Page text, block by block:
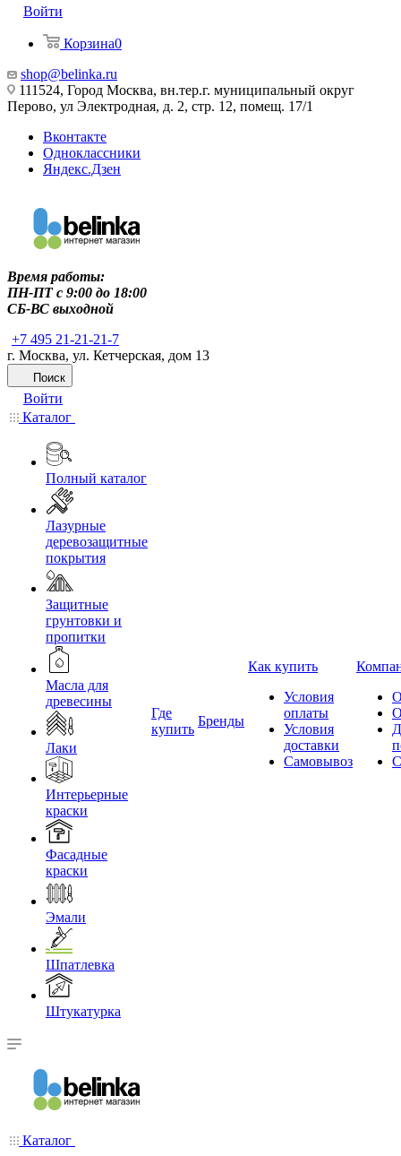
Войти
Корзина0
shop@belinka.ru
111524, Город Москва, вн.тер.г. муниципальный округ
Перово, ул Электродная, д. 2, стр. 12, помещ. 17/1
Вконтакте
Одноклассники
Яндекс.Дзен
Время работы:
ПН-ПТ c 9:00 до 18:00
СБ-ВС выходной
+7 495 21-21-21-7
г. Москва, ул. Кетчерская, дом 13
Поиск
Войти
Каталог
Полный каталог
Лазурные
деревозащитные
покрытия
Защитные
грунтовки и
пропитки
Масла для
древесины
Лаки
Интерьерные
краски
Фасадные
краски
Эмали
Шпатлевка
Штукатурка
Где
купить
Бренды
Как купить
Условия
оплаты
Условия
доставки
Самовывоз
Каталог